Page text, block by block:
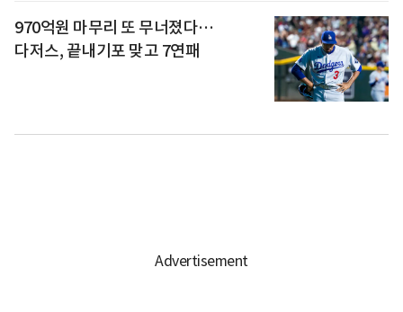
970억원 마무리 또 무너졌다…
다저스, 끝내기포 맞고 7연패